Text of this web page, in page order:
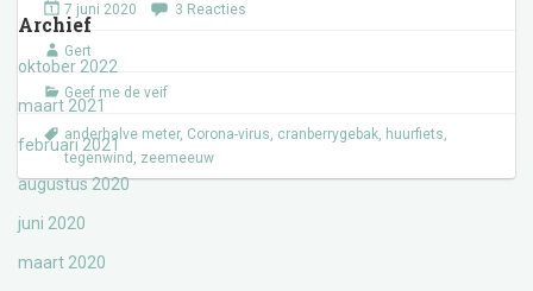
Archief
oktober 2022
maart 2021
februari 2021
augustus 2020
juni 2020
maart 2020
7 juni 2020 3 Reacties
Gert
Geef me de veif
anderhalve meter, Corona-virus, cranberrygebak, huurfiets,
tegenwind , zeemeeuw